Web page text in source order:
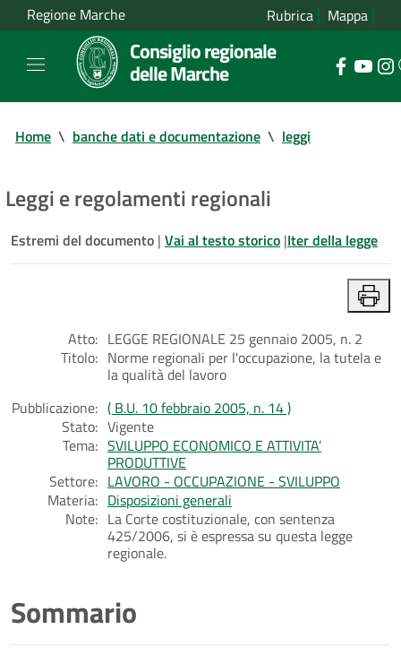
Regione Marche Rubrica Mappa
Consiglio regionale
delle Marche
Home \ banche dati e documentazione \ leggi
Leggi e regolamenti regionali
Estremi del documento | Vai al testo storico |Iter della legge
Atto: LEGGE REGIONALE 25 gennaio 2005, n. 2
Titolo: Norme regionali per l'occupazione, la tutela e
la qualità del lavoro
Pubblicazione: ( B.U. 10 febbraio 2005, n. 14 )
Stato: Vigente
Tema: SVILUPPO ECONOMICO E ATTIVITA’
PRODUTTIVE
Settore: LAVORO - OCCUPAZIONE - SVILUPPO
Materia: Disposizioni generali
Note: La Corte costituzionale, con sentenza
425/2006, si è espressa su questa legge
regionale.
Sommario